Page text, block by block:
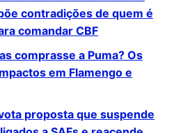
contradições de quem é
comandar CBF
comprasse a Puma? Os
em Flamengo e
proposta que suspende